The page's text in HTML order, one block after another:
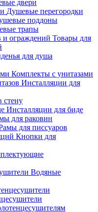
двери
Душевые перегородки
поддоны
трапы
Товары для
для душа
Комплекты с унитазами
Инсталляции для
стену
Инсталляции для биде
для раковин
для писсуаров
Кнопки для
Водяные